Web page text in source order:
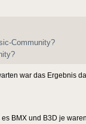
Community?
war das Ergebnis da
BMX und B3D je